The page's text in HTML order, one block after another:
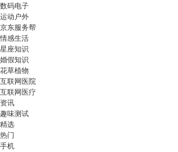
数码电子
运动户外
京东服务帮
情感生活
星座知识
婚假知识
花草植物
互联网医院
互联网医疗
资讯
趣味测试
精选
热门
手机